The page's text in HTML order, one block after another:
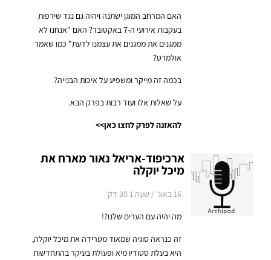
האם המרחב המוגן ישתנה ויהיה גם נגד שירפות
בעקבות אירועי ה-7 באקטובר? האם "אנחנו לא
ממגנים את ממגנים את עצמנו לדעת" כמו שאמר
אולמרט?
בכמה זה מייקר ומשפיע על איכות הבנייה?
על שאלות אלו ועוד רבות בפרק הבא.
להאזנה לפרק לחצו כאן>>
ארכיפוד-אריאל נאור מארח את
מיכל יוקלה
16 באוג׳ / שעה 1 30 דק'
מה יהיה עם הערים שלנו?!
זה כנראה סוגיה שמאוד מטרידה את מיכל יוקלה,
היא בעלת סטודיו מיא ופעולת בעיקר בהתחדשות